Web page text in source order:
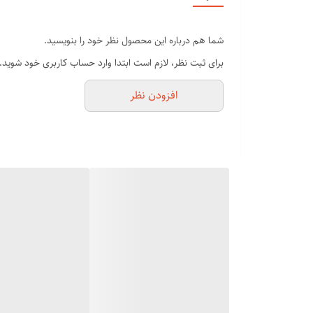
پاکسازی عمیق پوست و لایه برداری
سلول های مرده را از بین می برد
منافذ باز پوست را پاکسازی کرده و می بندد
شما هم درباره این محصول نظر خود را بنویسید.
برای ثبت نظر، لازم است ابتدا وارد حساب کاربری خود شوید.
افزودن نظر